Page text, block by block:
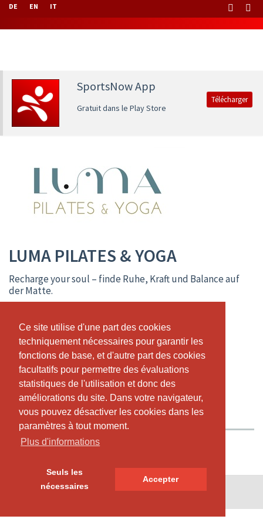
Ce site utilise d'une part des cookies
techniquement nécessaires pour garantir les
fonctions de base, et d'autre part des cookies
facultatifs pour permettre des évaluations
statistiques de l'utilisation et donc des
améliorations du site. Dans votre navigateur,
vous pouvez désactiver les cookies dans les
paramètres à tout moment.
Plus d'informations
Seuls les
nécessaires
Accepter
Ce site utilise d'une part des cookies
techniquement nécessaires pour garantir les
fonctions de base, et d'autre part des cookies
facultatifs pour permettre des évaluations
statistiques de l'utilisation et donc des
améliorations du site. Dans votre navigateur,
vous pouvez désactiver les cookies dans les
paramètres à tout moment.
Plus d'informations
Seuls les
nécessaires
Accepter
DE EN IT
SportsNow App
Gratuit dans le Play Store
Télécharger
LUMA PILATES & YOGA
Recharge your soul – finde Ruhe, Kraft und Balance auf
der Matte.
www.lumapilates.yoga
caroro@gmx.ch
CALENDRIER EN DIRECT
HORAIRE
ABONNEMENTS ET PRIX
A PROPOS DE NOUS
NOTRE TEAM
© SportsNow® 2026. Le logiciel suisse pour ton studio.